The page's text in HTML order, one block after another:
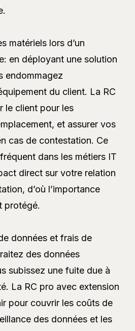
matériels lors d’un
en déployant une solution
endommagez
du client. La RC
le client pour les
et assurer vos
cas de contestation. Ce
dans les métiers IT
direct sur votre relation
d’où l’importance
protégé.
données et frais de
des données
subissez une fuite due à
La RC pro avec extension
pour couvrir les coûts de
des données et les